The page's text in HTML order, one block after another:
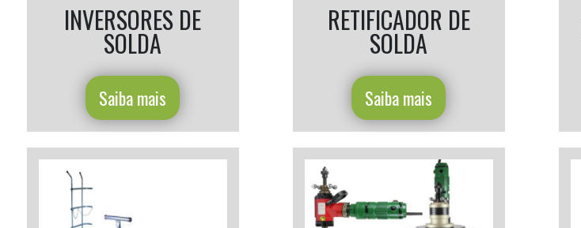
INVERSORES DE
SOLDA
Saiba mais
RETIFICADOR DE
SOLDA
Saiba mais